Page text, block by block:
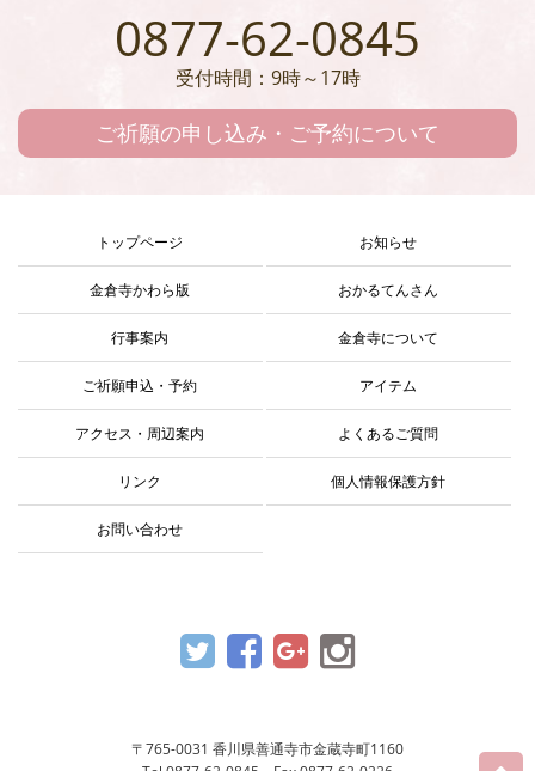
0877-62-0845
受付時間：9時～17時
ご祈願の申し込み・ご予約について
トップページ お知らせ
金倉寺かわら版 おかるてんさん
行事案内 金倉寺について
ご祈願申込・予約 アイテム
アクセス・周辺案内 よくあるご質問
リンク 個人情報保護方針
お問い合わせ
〒765-0031 香川県善通寺市金蔵寺町1160